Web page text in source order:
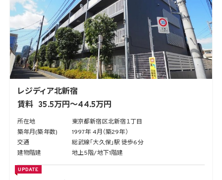
レジディア北新宿
賃料 35.5万円～44.5万円
所在地
東京都新宿区北新宿１丁目
築年月(築年数)
1997年 4月（築29年）
交通
総武線「大久保」駅 徒歩6分
建物階建
地上5階/地下1階建
UPDATE